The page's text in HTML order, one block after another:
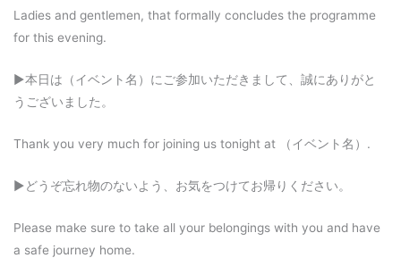
Ladies and gentlemen, that formally concludes the programme
for this evening.
▶︎本日は（イベント名）にご参加いただきまして、誠にありがと
うございました。
Thank you very much for joining us tonight at （イベント名）.
▶︎どうぞ忘れ物のないよう、お気をつけてお帰りください。
Please make sure to take all your belongings with you and have
a safe journey home.